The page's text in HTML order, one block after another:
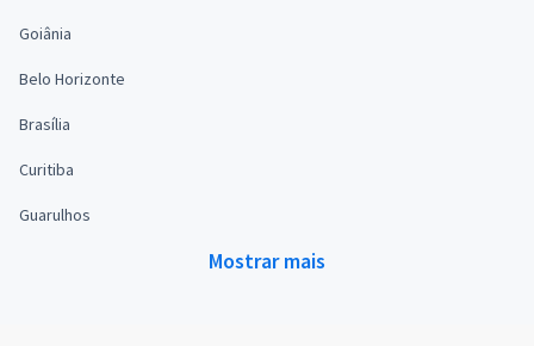
Goiânia
Belo Horizonte
Brasília
Curitiba
Guarulhos
Mostrar mais